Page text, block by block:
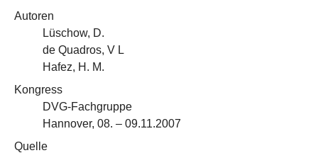
Autoren
Lüschow, D.
de Quadros, V L
Hafez, H. M.
Kongress
DVG-Fachgruppe
Hannover, 08. – 09.11.2007
Quelle